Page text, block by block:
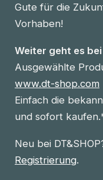
Gute für die
Vorhaben!
Weiter geht es bei
Ausgewählte
www.dt-shop.com
Einfach die
und sofort
Neu bei
Registrierung.